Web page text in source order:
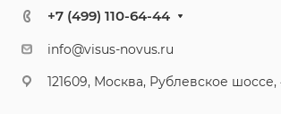
+7 (499) 110-64-44
info@visus-novus.ru
121609, Москва, Рублевское шоссе,